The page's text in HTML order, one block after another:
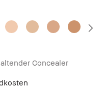
Concealer